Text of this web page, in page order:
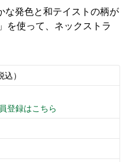
な発色と和テイストの柄が
を使って、ネックストラ
）
登録はこちら